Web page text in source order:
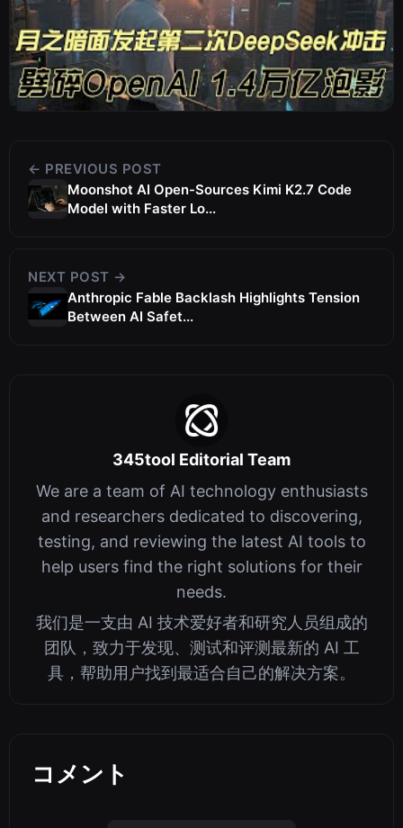
← PREVIOUS POST
Moonshot AI Open-Sources Kimi K2.7 Code
Model with Faster Lo...
NEXT POST →
Anthropic Fable Backlash Highlights Tension
Between AI Safet...
345tool Editorial Team
We are a team of AI technology enthusiasts
and researchers dedicated to discovering,
testing, and reviewing the latest AI tools to
help users find the right solutions for their
needs.
我们是一支由 AI 技术爱好者和研究人员组成的
团队，致力于发现、测试和评测最新的 AI 工
具，帮助用户找到最适合自己的解决方案。
コメント